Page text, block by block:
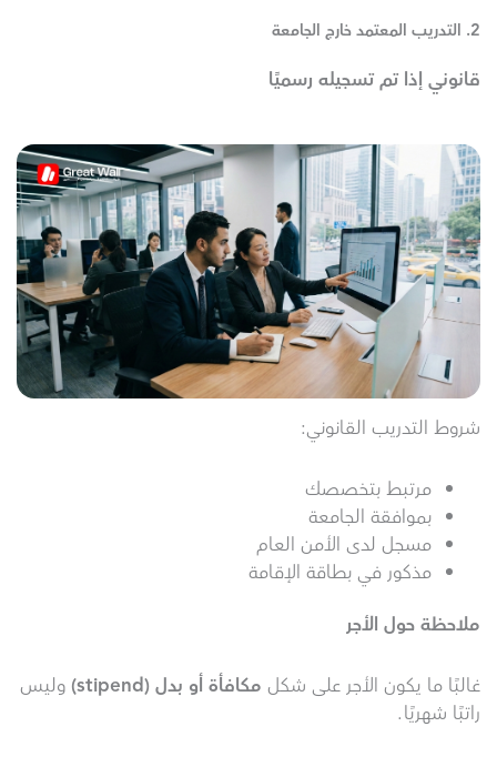
2. التدريب المعتمد خارج الجامعة
قانوني إذا تم تسجيله رسميًا
شروط التدريب القانوني:
مرتبط بتخصصك
بموافقة الجامعة
مسجل لدى الأمن العام
مذكور في بطاقة الإقامة
ملاحظة حول الأجر
غالبًا ما يكون الأجر على شكل مكافأة أو بدل (stipend)
وليس
راتبًا شهريًا.